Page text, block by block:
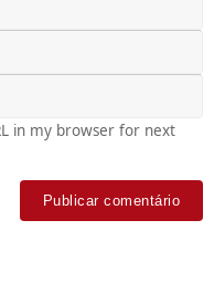
in my browser for next